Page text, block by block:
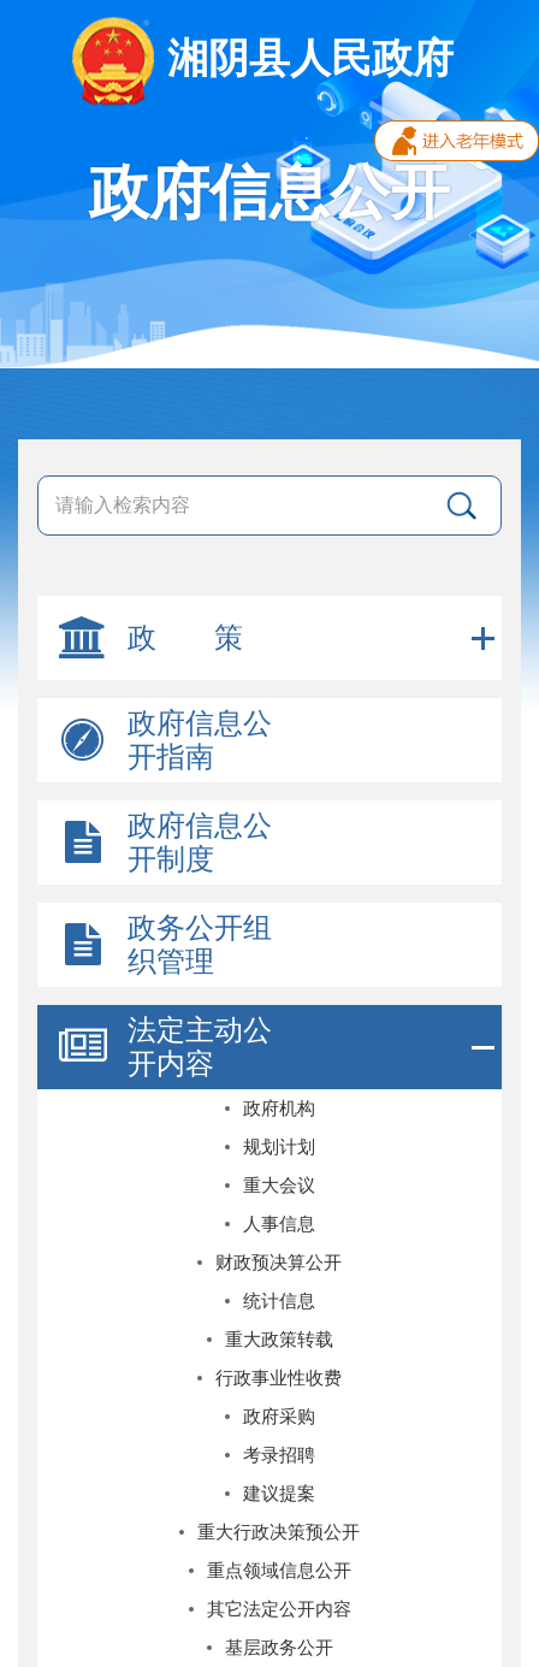
湘阴县人民政府
政府信息公开
政 策
政府信息公
开指南
政府信息公
开制度
政务公开组
织管理
法定主动公
开内容
政府机构
规划计划
重大会议
人事信息
财政预决算公开
统计信息
重大政策转载
行政事业性收费
政府采购
考录招聘
建议提案
重大行政决策预公开
重点领域信息公开
其它法定公开内容
基层政务公开